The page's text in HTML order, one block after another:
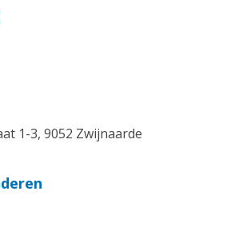
1-3, 9052 Zwijnaarde